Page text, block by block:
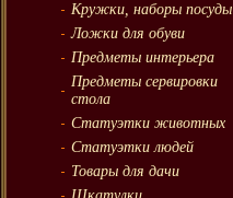
Кружки, наборы посуды
Ложки для обуви
Предметы интерьера
Предметы сервировки
стола
Статуэтки животных
Статуэтки людей
Товары для дачи